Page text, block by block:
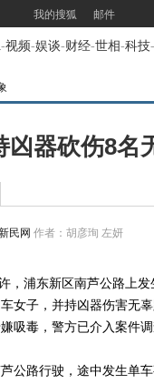
我的搜狐 邮件
-视频-娱谈-财经-世相-科技-
凶器砍伤8名
民网 作者：胡彦珣 左妍
，浦东新区南芦公路上
女子，并持凶器伤害无
吸毒，警方已介入案件调
路行驶，途中发生单车